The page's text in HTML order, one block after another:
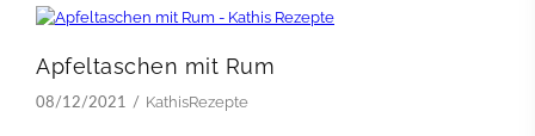
Apfeltaschen mit Rum
08/12/2021 KathisRezepte